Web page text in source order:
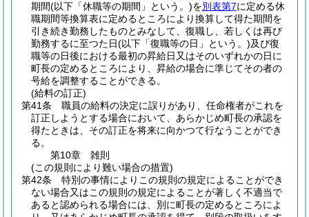
期間(以下「休職等の期間」という。)を別表第7に定める休
職期間等換算表に定めるところにより換算して得た期間を
引き続き勤務したものとみなして、復職し、若しくは再び
勤務するに至つた日(以下「復職等の日」という。)及び復
職等の日後における最初の昇給日又はそのいずれかの日に
町長の定めるところにより、昇給の場合に準じてその者の
号給を調整することができる。
(給料の訂正)
第41条
職員の給料の決定に誤りがあり、任命権者がこれを
訂正しようとする場合において、あらかじめ町長の承認を
得たときは、その訂正を将来に向かつて行なうことができ
る。
第10章
雑則
(この規則により難い場合の措置)
第42条
特別の事情によりこの規則の規定によることができ
ない場合又はこの規則の規定によることが著しく不適当で
あると認められる場合には、別に町長の定めるところによ